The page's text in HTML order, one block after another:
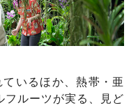
いるほか、熱帯・亜
フルーツが実る、見ど